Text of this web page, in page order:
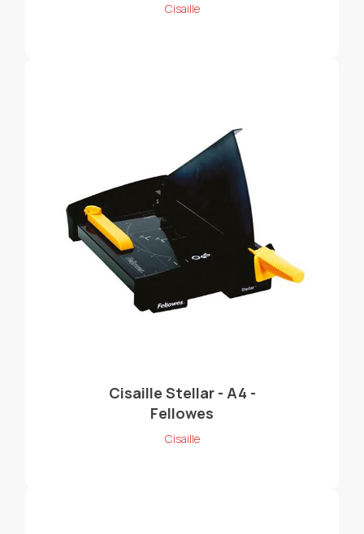
Cisaille
Cisaille Stellar - A4 -
Fellowes
Cisaille